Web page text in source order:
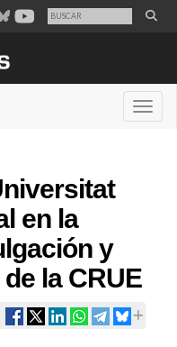
en la
y
la CRUE